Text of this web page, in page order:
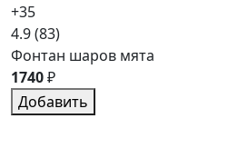
+35
4.9(83)
Фонтан шаров мята
1740₽
Добавить